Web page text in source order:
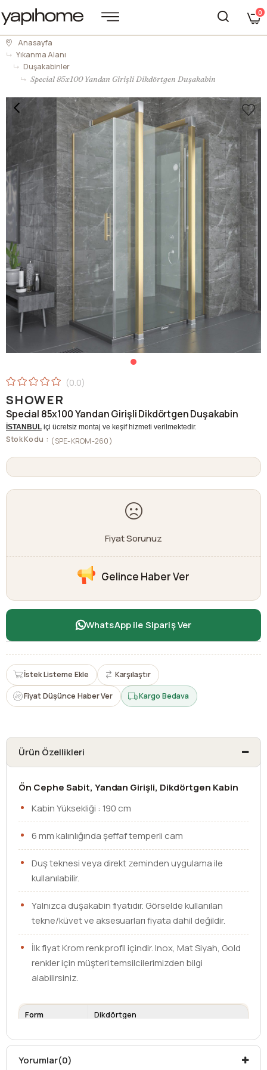
0
Anasayfa
Yıkanma Alanı
Duşakabinler
Special 85x100 Yandan Girişli Dikdörtgen Duşakabin
0.0
SHOWER
Special 85x100 Yandan Girişli Dikdörtgen Duşakabin
İSTANBULiçi ücretsiz montaj ve keşif hizmeti verilmektedir.
Stok Kodu (SPE-KROM-260)
Fiyat Sorunuz
Gelince Haber Ver
WhatsApp ile Sipariş Ver
İstek Listeme Ekle Karşılaştır
Fiyat Düşünce Haber Ver Kargo Bedava
Ürün Özellikleri
Ön Cephe Sabit, Yandan Girişli, Dikdörtgen Kabin
Kabin Yüksekliği : 190 cm
6 mm kalınlığında şeffaf temperli cam
Duş teknesi veya direkt zeminden uygulama ile
kullanılabilir.
Yalnızca duşakabin fiyatıdır. Görselde kullanılan
tekne/küvet ve aksesuarları fiyata dahil değildir.
İlk fiyat Krom renk profil içindir. Inox, Mat Siyah, Gold
renkler için müşteri temsilcilerimizden bilgi
alabilirsiniz.
Form
Dikdörtgen
Cam Kalınlığı
Yorumlar(0)